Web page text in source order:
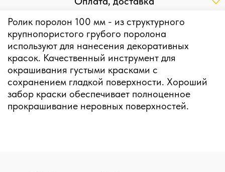
Ролик поролон 100 мм - из структурного
крупнопористого грубого поролона
используют для нанесения декоративных
красок. Качественный инструмент для
окрашивания густыми красками с
сохранением гладкой поверхности. Хороший
забор краски обеспечивает полноценное
прокрашивание неровных поверхностей.